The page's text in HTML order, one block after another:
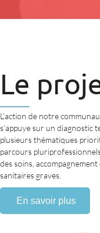
Le
L'action de notre
s’appuye sur un diagnostic
plusieurs thématiques
parcours
des soins,
sanitaires graves.
En savoir plus